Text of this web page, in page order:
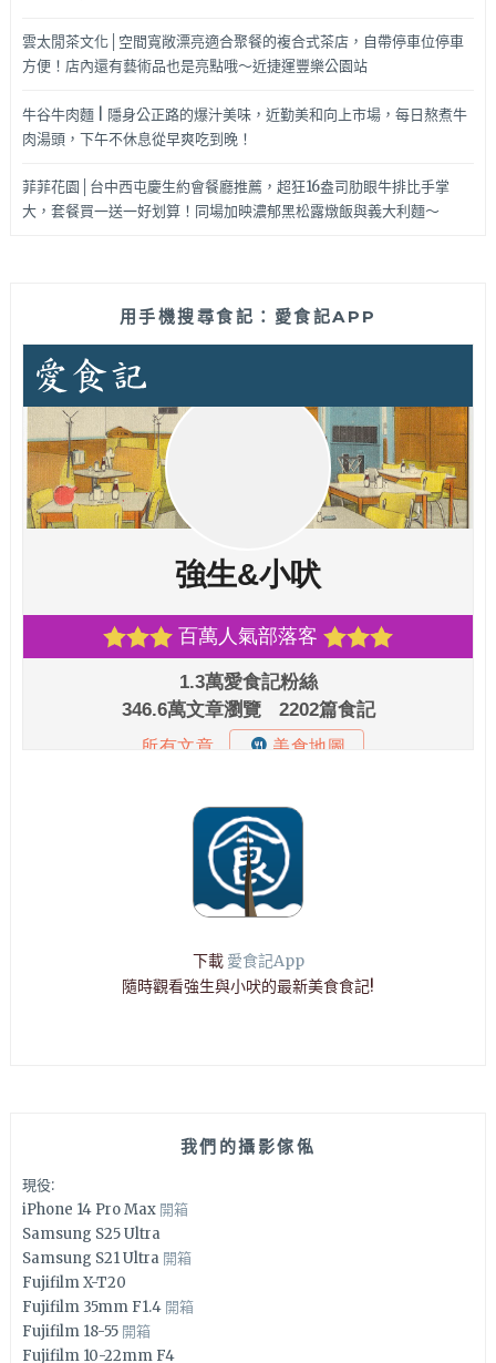
雲太閒茶文化│空間寬敞漂亮適合聚餐的複合式茶店，自帶停車位停車
方便！店內還有藝術品也是亮點哦～近捷運豐樂公園站
牛谷牛肉麵 | 隱身公正路的爆汁美味，近勤美和向上市場，每日熬煮牛
肉湯頭，下午不休息從早爽吃到晚！
菲菲花園│台中西屯慶生約會餐廳推薦，超狂16盎司肋眼牛排比手掌
大，套餐買一送一好划算！同場加映濃郁黑松露燉飯與義大利麵～
用手機搜尋食記：愛食記APP
下載 愛食記App
隨時觀看強生與小吠的最新美食食記!
我們的攝影傢俬
現役:
iPhone 14 Pro Max 開箱
Samsung S25 Ultra
Samsung S21 Ultra 開箱
Fujifilm X-T20
Fujifilm 35mm F1.4 開箱
Fujifilm 18-55 開箱
Fujifilm 10-22mm F4